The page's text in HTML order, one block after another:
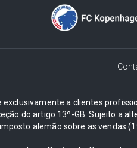
a clientes
do artigo 13º-GB. Sujeito a
alemão sobre as vendas